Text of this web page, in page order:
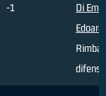
-1
Di